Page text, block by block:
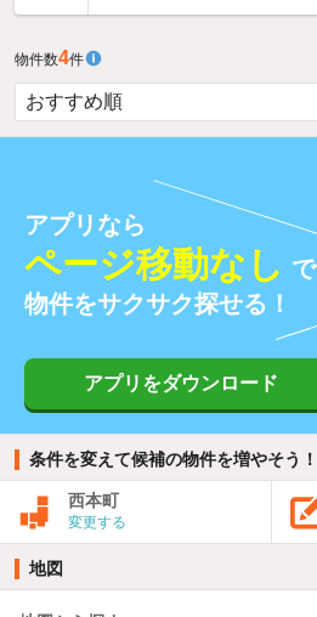
物件数4件
アプリなら
ページ移動なし で
物件をサクサク探せる！
アプリをダウンロード
条件を変えて候補の物件を増やそう！
西本町
変更する
地図